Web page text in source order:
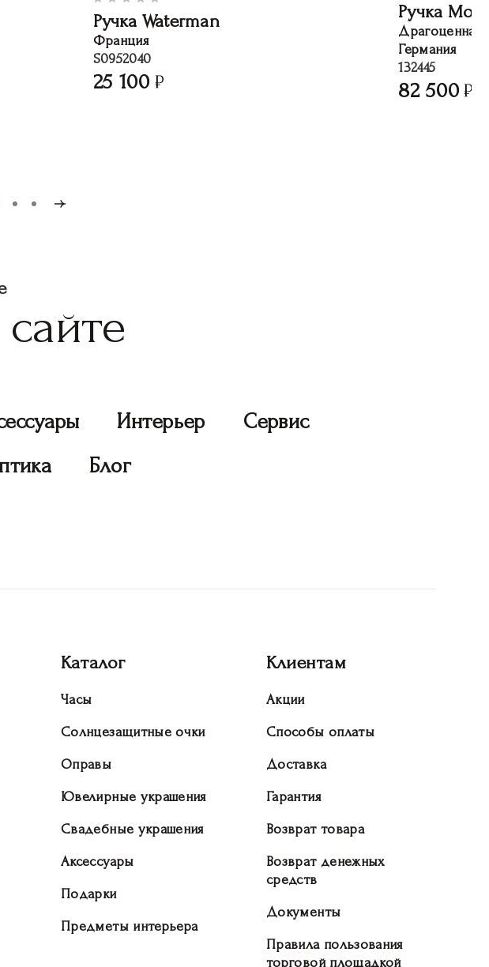
Ручка Waterman
Франция
S0952040
25 100
Ручка
Драгоценная
Германия
132445
82 500
Интерьер
Сервис
Блог
Каталог
Часы
Солнцезащитные очки
Оправы
Ювелирные украшения
Свадебные украшения
Аксессуары
Подарки
Предметы интерьера
Клиентам
Акции
Способы оплаты
Доставка
Гарантия
Возврат товара
Возврат денежных
средств
Документы
Правила пользования
торговой площадкой